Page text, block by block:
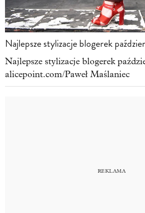
Najlepsze stylizacje blogerek
Najlepsze stylizacje blogerek
alicepoint.com/Paweł Maślaniec